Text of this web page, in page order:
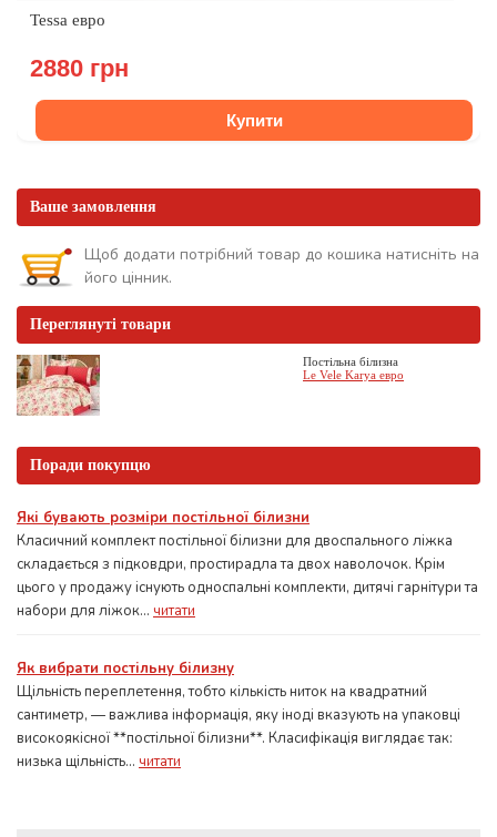
Tessa евро
2880 грн
Купити
Ваше замовлення
Щоб додати потрібний товар до кошика натисніть на
його цінник.
Переглянуті товари
Постільна білизна
Le Vele Karya евро
Поради покупцю
Які бувають розміри постільної білизни
Класичний комплект постільної білизни для двоспального ліжка
складається з підковдри, простирадла та двох наволочок. Крім
цього у продажу існують односпальні комплекти, дитячі гарнітури та
набори для ліжок... читати
Як вибрати постільну білизну
Щільність переплетення, тобто кількість ниток на квадратний
сантиметр, — важлива інформація, яку іноді вказують на упаковці
високоякісної **постільної білизни**. Класифікація виглядає так:
низька щільність... читати